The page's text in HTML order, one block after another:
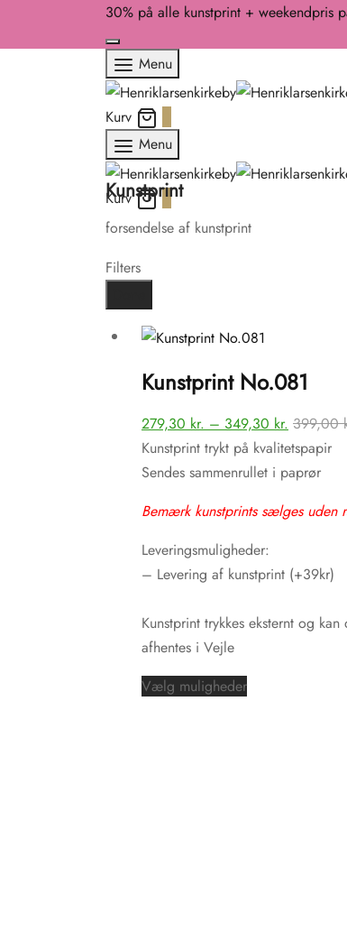
30% på alle kunstprint + weekendpris
Menu
Kurv
Menu
Kurv 0
Kunstprint
forsendelse af kunstprint
Filters
Kunstprint No.081
279,30 kr. – 349,30 kr.
279,30 kr.
til
399,00
Kunstprint trykt på kvalitetspapir
Sendes sammenrullet i paprør
Bemærk kunstprints sælges uden
Leveringsmuligheder:
– Levering af kunstprint (+39kr)
Kunstprint trykkes eksternt og
afhentes i Vejle
Vælg mulighederDette